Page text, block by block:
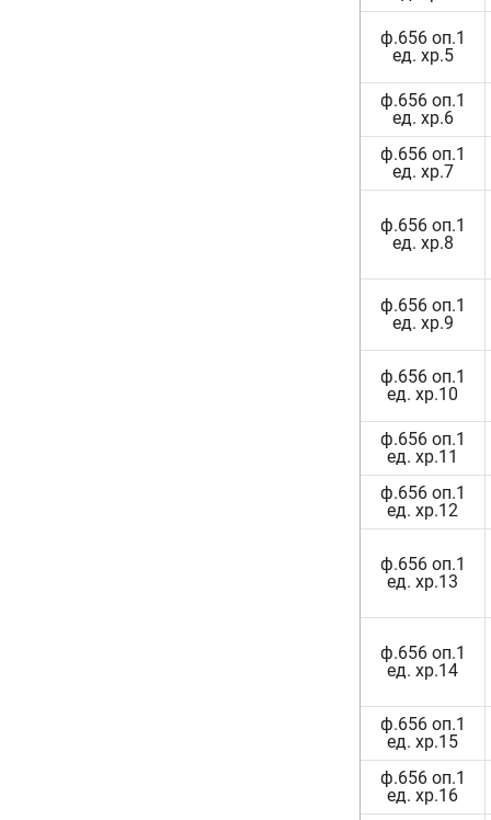
ф.656 оп.1
ед. хр.5
ф.656 оп.1
ед. хр.6
ф.656 оп.1
ед. хр.7
ф.656 оп.1
ед. хр.8
ф.656 оп.1
ед. хр.9
ф.656 оп.1
ед. хр.10
ф.656 оп.1
ед. хр.11
ф.656 оп.1
ед. хр.12
ф.656 оп.1
ед. хр.13
ф.656 оп.1
ед. хр.14
ф.656 оп.1
ед. хр.15
ф.656 оп.1
ед. хр.16